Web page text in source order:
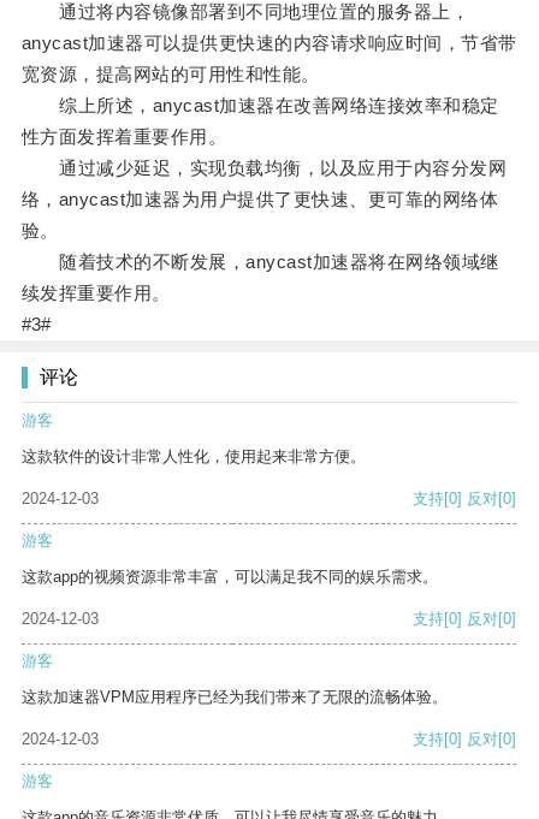
通过将内容镜像部署到不同地理位置的服务器上，
anycast加速器可以提供更快速的内容请求响应时间，节省带
宽资源，提高网站的可用性和性能。
综上所述，anycast加速器在改善网络连接效率和稳定
性方面发挥着重要作用。
通过减少延迟，实现负载均衡，以及应用于内容分发网
络，anycast加速器为用户提供了更快速、更可靠的网络体
验。
随着技术的不断发展，anycast加速器将在网络领域继
续发挥重要作用。
#3#
评论
游客
这款软件的设计非常人性化，使用起来非常方便。
2024-12-03 支持[0] 反对[0]
游客
这款app的视频资源非常丰富，可以满足我不同的娱乐需求。
2024-12-03 支持[0] 反对[0]
游客
这款加速器VPM应用程序已经为我们带来了无限的流畅体验。
2024-12-03 支持[0] 反对[0]
游客